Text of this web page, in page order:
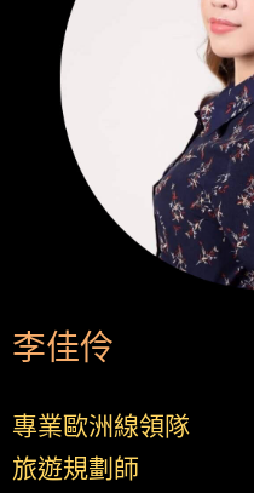
李佳伶
專業歐洲線領隊
旅遊規劃師